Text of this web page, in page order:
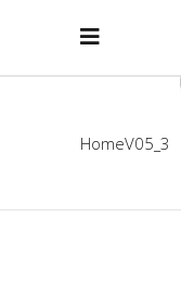
HomeV05_3